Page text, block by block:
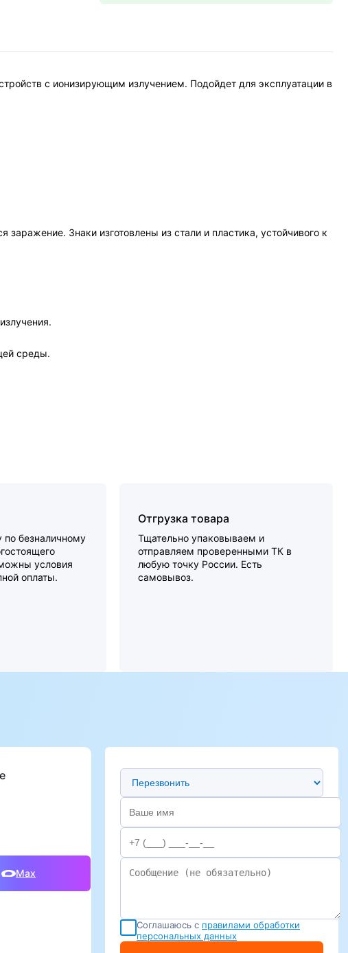
с ионизирующим излучением. Подойдет для эксплуатации в
Знаки изготовлены из стали и пластика, устойчивого к
среды.
безналичному
условия
оплаты.
Отгрузка товара
Тщательно упаковываем и
отправляем проверенными ТК в
любую точку России. Есть
самовывоз.
Max
Предпочтительный способ связи
Соглашаюсь с правилами обработки
персональных данных